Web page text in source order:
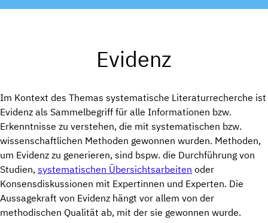
Evidenz
Im Kontext des Themas systematische Literaturrecherche ist
Evidenz als Sammelbegriff für alle Informationen bzw.
Erkenntnisse zu verstehen, die mit systematischen bzw.
wissenschaftlichen Methoden gewonnen wurden. Methoden,
um Evidenz zu generieren, sind bspw. die Durchführung von
Studien, systematischen Übersichtsarbeiten oder
Konsensdiskussionen mit Expertinnen und Experten. Die
Aussagekraft von Evidenz hängt vor allem von der
methodischen Qualität ab, mit der sie gewonnen wurde.